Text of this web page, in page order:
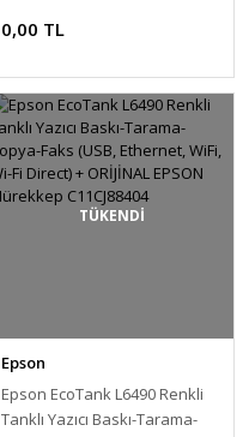
+ Orijinal Epson Mürekkep
0,00 TL
TÜKENDİ
Epson
Epson EcoTank L6490 Renkli
Tanklı Yazıcı Baskı-Tarama-